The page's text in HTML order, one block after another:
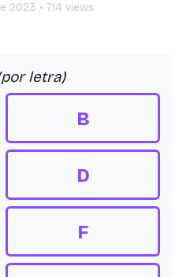
2023 • 714 views
letra)
B
D
F